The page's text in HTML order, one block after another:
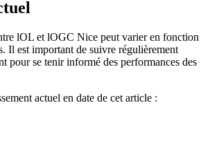
lOL et lOGC Nice peut varier en fonction
Il est important de suivre régulièrement
pour se tenir informé des performances des
actuel en date de cet article :